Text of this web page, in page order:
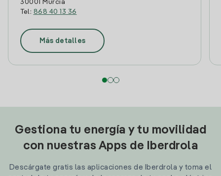
30001 Murcia
Tel: 868 40 13 36
Más detalles
Gestiona tu energía y tu movilidad
con nuestras Apps de Iberdrola
Descárgate gratis las aplicaciones de Iberdrola y toma el